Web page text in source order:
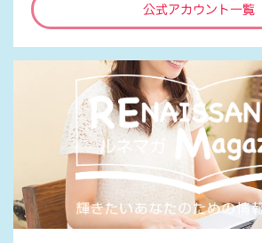
公式アカウント一覧